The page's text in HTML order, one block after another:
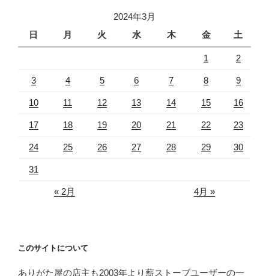
2024年3月
日
月 火 水 木 金 土
1 2
3 4 5 6 7 8 9
10 11 12 13 14 15 16
17 18 19 20 21 22 23
24 25 26 27 28 29 30
31
« 2月 4月 »
このサイトについて
ありがた屋の店主も2003年より薪ストーブユーザーの一